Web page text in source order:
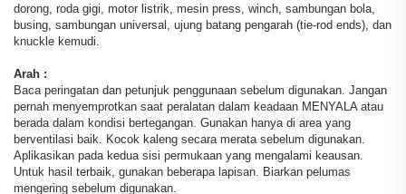
dorong, roda gigi, motor listrik, mesin press, winch, sambungan bola,
busing, sambungan universal, ujung batang pengarah (tie-rod ends), dan
knuckle kemudi.
Arah :
Baca peringatan dan petunjuk penggunaan sebelum digunakan. Jangan
pernah menyemprotkan saat peralatan dalam keadaan MENYALA atau
berada dalam kondisi bertegangan. Gunakan hanya di area yang
berventilasi baik. Kocok kaleng secara merata sebelum digunakan.
Aplikasikan pada kedua sisi permukaan yang mengalami keausan.
Untuk hasil terbaik, gunakan beberapa lapisan. Biarkan pelumas
mengering sebelum digunakan.